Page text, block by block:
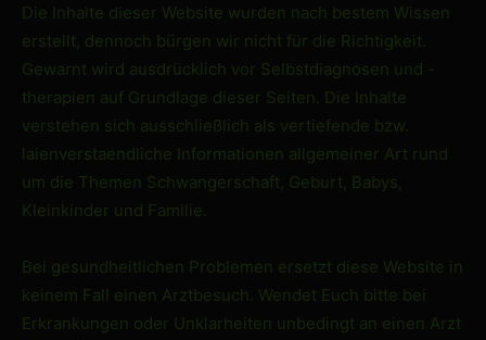
Die Inhalte dieser Website wurden nach bestem Wissen
erstellt, dennoch bürgen wir nicht für die Richtigkeit.
Gewarnt wird ausdrücklich vor Selbstdiagnosen und -
therapien auf Grundlage dieser Seiten. Die Inhalte
verstehen sich ausschließlich als vertiefende bzw.
laienverstaendliche Informationen allgemeiner Art rund
um die Themen Schwangerschaft, Geburt, Babys,
Kleinkinder und Familie.
Bei gesundheitlichen Problemen ersetzt diese Website in
keinem Fall einen Arztbesuch. Wendet Euch bitte bei
Erkrankungen oder Unklarheiten unbedingt an einen Arzt